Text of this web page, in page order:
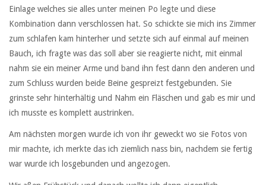
Einlage welches sie alles unter meinen Po legte und diese
Kombination dann verschlossen hat. So schickte sie mich ins Zimmer
zum schlafen kam hinterher und setzte sich auf einmal auf meinen
Bauch, ich fragte was das soll aber sie reagierte nicht, mit einmal
nahm sie ein meiner Arme und band ihn fest dann den anderen und
zum Schluss wurden beide Beine gespreizt festgebunden. Sie
grinste sehr hinterhältig und Nahm ein Fläschen und gab es mir und
ich musste es komplett austrinken.
Am nächsten morgen wurde ich von ihr geweckt wo sie Fotos von
mir machte, ich merkte das ich ziemlich nass bin, nachdem sie fertig
war wurde ich losgebunden und angezogen.